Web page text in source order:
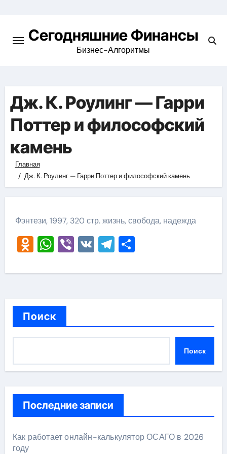
содержимомуСегодняшние Финансы
Бизнес-Алгоритмы
Дж. К. Роулинг — Гарри
Поттер и философский
камень
Главная
Дж. К. Роулинг — Гарри Поттер и философский камень
Фэнтези, 1997, 320 стр. жизнь, свобода, надежда
Odnoklassniki
WhatsApp
Viber
VKTelegram
Отправить
Поиск
Поиск
Последние записи
Как работает онлайн-калькулятор ОСАГО в 2026
году